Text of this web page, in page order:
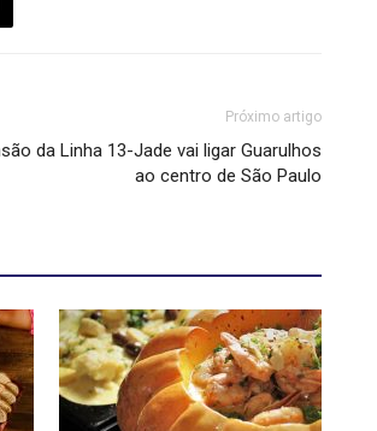
Próximo artigo
da Linha 13-Jade vai ligar Guarulhos
ao centro de São Paulo